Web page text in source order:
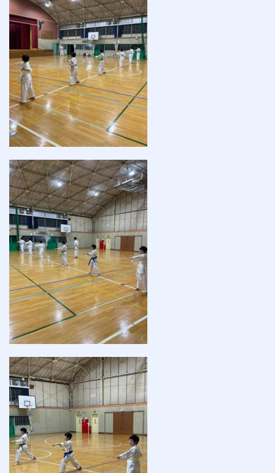
高蔵寺の道場
会費
無料体験
入会申込
道場について
塾長より
指導部紹介
安全への取り組み
Q＆A